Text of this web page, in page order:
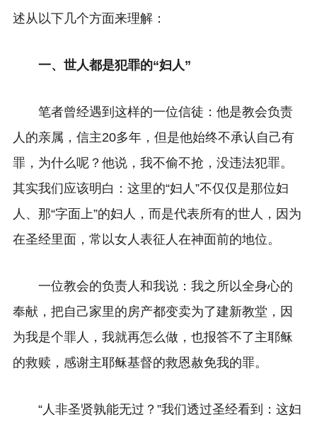
述从以下几个方面来理解：
一、世人都是犯罪的“妇人”
笔者曾经遇到这样的一位信徒：他是教会负责
人的亲属，信主20多年，但是他始终不承认自己有
罪，为什么呢？他说，我不偷不抢，没违法犯罪。
其实我们应该明白：这里的“妇人”不仅仅是那位妇
人、那“字面上”的妇人，而是代表所有的世人，因为
在圣经里面，常以女人表征人在神面前的地位。
一位教会的负责人和我说：我之所以全身心的
奉献，把自己家里的房产都变卖为了建新教堂，因
为我是个罪人，我就再怎么做，也报答不了主耶稣
的救赎，感谢主耶稣基督的救恩赦免我的罪。
“人非圣贤孰能无过？”我们透过圣经看到：这妇